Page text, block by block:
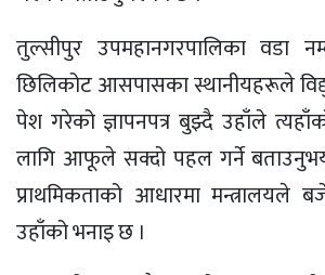
तुल्सीपुर उपमहानगरपालिका वडा
छिलिकोट आसपासका स्थानीयहरूले
पेश गरेको ज्ञापनपत्र बुझ्दै उहाँले
लागि आफूले सक्दो पहल गर्ने
प्राथमिकताको आधारमा मन्त्रालयले
उहाँको भनाइ छ ।